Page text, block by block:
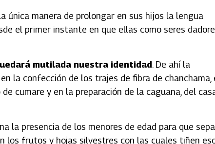
única manera de prolongar en sus hijos la lengua
el primer instante en que ellas como seres
mutilada nuestra identidad. De ahí la
la confección de los trajes de fibra de chanchama,
cumare y en la preparación de la caguana, del
la presencia de los menores de edad para que
los frutos y hojas silvestres con las cuales tiñen